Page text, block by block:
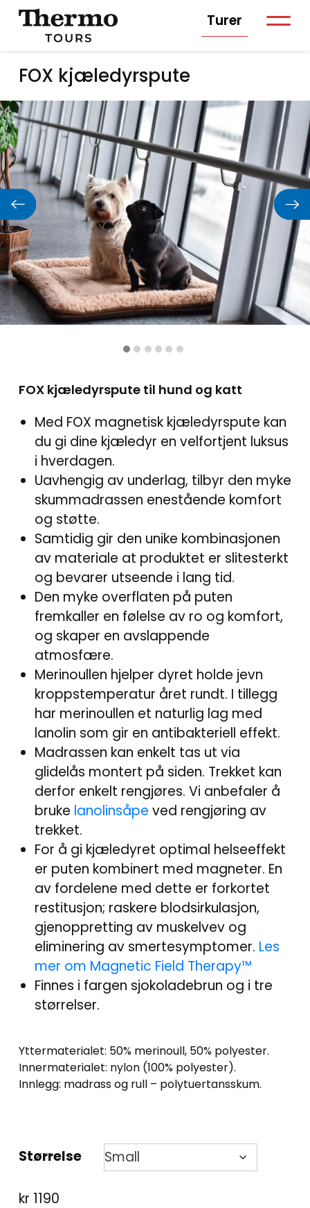
Turer
FOX kjæledyrspute
FOX kjæledyrspute til hund og katt
Med FOX magnetisk kjæledyrspute kan
du gi dine kjæledyr en velfortjent luksus
i hverdagen.
Uavhengig av underlag, tilbyr den myke
skummadrassen enestående komfort
og støtte.
Samtidig gir den unike kombinasjonen
av materiale at produktet er slitesterkt
og bevarer utseende i lang tid.
Den myke overflaten på puten
fremkaller en følelse av ro og komfort,
og skaper en avslappende
atmosfære.
Merinoullen hjelper dyret holde jevn
kroppstemperatur året rundt. I tillegg
har merinoullen et naturlig lag med
lanolin som gir en antibakteriell effekt.
Madrassen kan enkelt tas ut via
glidelås montert på siden. Trekket kan
derfor enkelt rengjøres. Vi anbefaler å
bruke lanolinsåpe ved rengjøring av
trekket.
For å gi kjæledyret optimal helseeffekt
er puten kombinert med magneter. En
av fordelene med dette er forkortet
restitusjon; raskere blodsirkulasjon,
gjenoppretting av muskelvev og
eliminering av smertesymptomer. Les
mer om Magnetic Field Therapy™
Finnes i fargen sjokoladebrun og i tre
størrelser.
Yttermaterialet: 50% merinoull, 50% polyester.
Innermaterialet: nylon (100% polyester).
Innlegg: madrass og rull – polytuertansskum.
Størrelse
kr 1190